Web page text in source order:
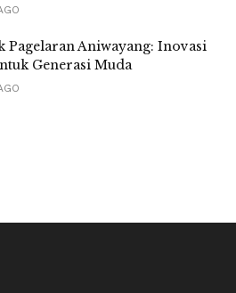
Pagelaran Aniwayang: Inovasi
Generasi Muda